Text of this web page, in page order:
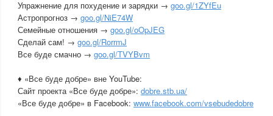
Упражнение для похудение и зарядки → goo.gl/1ZYfEu
Астропрогноз → goo.gl/NiE74W
Семейные отношения → goo.gl/oOpJEG
Сделай сам! → goo.gl/RorrmJ
Все буде смачно → goo.gl/TVYBvm
♦ «Все буде добре» вне YouTube:
Сайт проекта «Все буде добре»: dobre.stb.ua/
«Все буде добре» в Facebook: www.facebook.com/vsebudedobre